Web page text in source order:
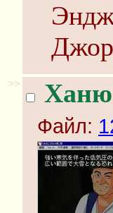
>> Ханю
Файл: